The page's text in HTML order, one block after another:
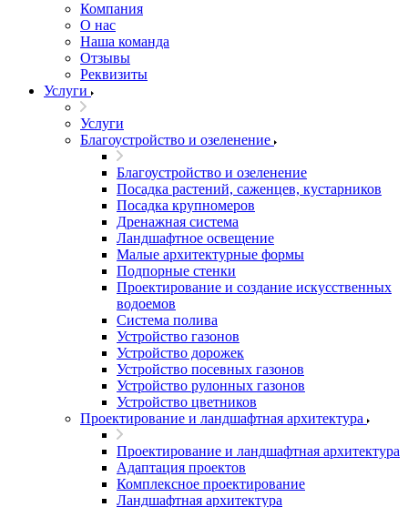
Компания
О нас
Наша команда
Отзывы
Реквизиты
Услуги
Услуги
Благоустройство и озеленение
Благоустройство и озеленение
Посадка растений, саженцев, кустарников
Посадка крупномеров
Дренажная система
Ландшафтное освещение
Малые архитектурные формы
Подпорные стенки
Проектирование и создание искусственных
водоемов
Система полива
Устройство газонов
Устройство дорожек
Устройство посевных газонов
Устройство рулонных газонов
Устройство цветников
Проектирование и ландшафтная архитектура
Проектирование и ландшафтная архитектура
Адаптация проектов
Комплексное проектирование
Ландшафтная архитектура